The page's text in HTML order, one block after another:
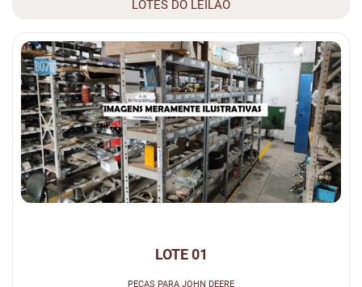
LOTES DO LEILÃO
LOTE 01
PEÇAS PARA JOHN DEERE